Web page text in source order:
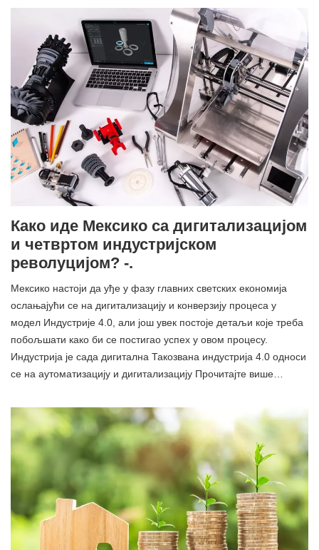
Како иде Мексико са дигитализацијом
и четвртом индустријском
револуцијом? -.
Мексико настоји да уђе у фазу главних светских економија
ослањајући се на дигитализацију и конверзију процеса у
модел Индустрије 4.0, али још увек постоје детаљи које треба
побољшати како би се постигао успех у овом процесу.
Индустрија је сада дигитална Такозвана индустрија 4.0 односи
се на аутоматизацију и дигитализацију Прочитајте више…